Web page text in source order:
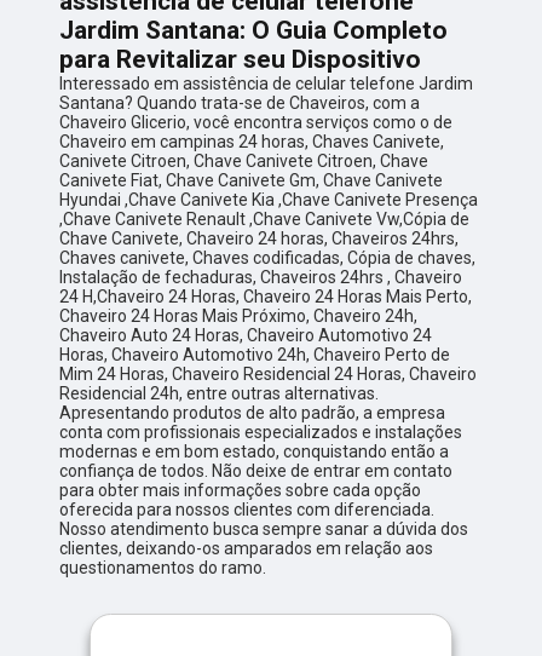
Jardim Santana: O Guia Completo
para Revitalizar seu Dispositivo
Interessado em assistência de celular telefone Jardim
Santana? Quando trata-se de Chaveiros, com a
Chaveiro Glicerio, você encontra serviços como o de
Chaveiro em campinas 24 horas, Chaves Canivete,
Canivete Citroen, Chave Canivete Citroen, Chave
Canivete Fiat, Chave Canivete Gm, Chave Canivete
Hyundai ,Chave Canivete Kia ,Chave Canivete Presença
,Chave Canivete Renault ,Chave Canivete Vw,Cópia de
Chave Canivete, Chaveiro 24 horas, Chaveiros 24hrs,
Chaves canivete, Chaves codificadas, Cópia de chaves,
Instalação de fechaduras, Chaveiros 24hrs , Chaveiro
24 H,Chaveiro 24 Horas, Chaveiro 24 Horas Mais Perto,
Chaveiro 24 Horas Mais Próximo, Chaveiro 24h,
Chaveiro Auto 24 Horas, Chaveiro Automotivo 24
Horas, Chaveiro Automotivo 24h, Chaveiro Perto de
Mim 24 Horas, Chaveiro Residencial 24 Horas, Chaveiro
Residencial 24h, entre outras alternativas.
Apresentando produtos de alto padrão, a empresa
conta com profissionais especializados e instalações
modernas e em bom estado, conquistando então a
confiança de todos. Não deixe de entrar em contato
para obter mais informações sobre cada opção
oferecida para nossos clientes com diferenciada.
Nosso atendimento busca sempre sanar a dúvida dos
clientes, deixando-os amparados em relação aos
questionamentos do ramo.